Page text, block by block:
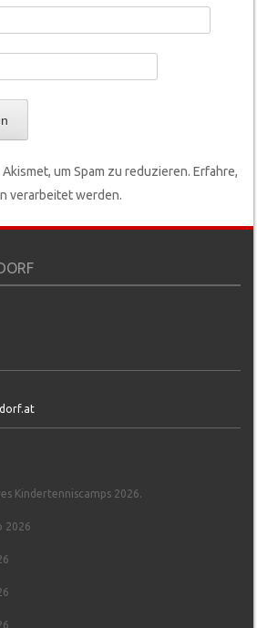
um Spam zu reduzieren.Erfahre,
verarbeitet werden.